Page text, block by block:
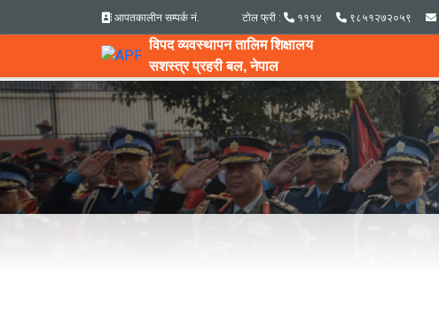
आपतकालीन सम्पर्क नं. टोल फ्री : १११४ ९८५१२७२०५९
विपद व्यवस्थापन तालिम शिक्षालय
सशस्त्र प्रहरी बल, नेपाल